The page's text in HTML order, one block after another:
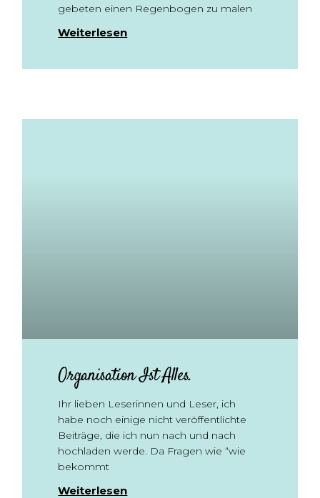
gebeten einen Regenbogen zu malen
Weiterlesen
Organisation Ist Alles.
Ihr lieben Leserinnen und Leser, ich
habe noch einige nicht veröffentlichte
Beiträge, die ich nun nach und nach
hochladen werde. Da Fragen wie “wie
bekommt
Weiterlesen